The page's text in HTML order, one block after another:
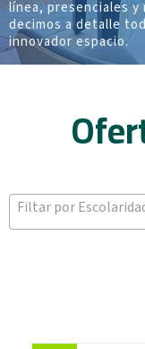
línea, presenciales y
decimos a detalle
innovador espacio.
Filtar por